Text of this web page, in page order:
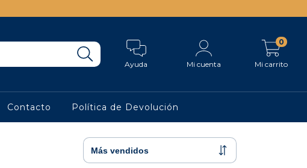
Ayuda Mi cuenta Mi carrito
0
Contacto Política de Devolución